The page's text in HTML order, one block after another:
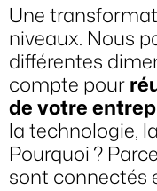
Une
niveaux. Nous
différentes
compte pour
de votre
la technologie,
Pourquoi ?
sont connectés